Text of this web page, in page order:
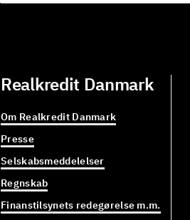
Realkredit Danmark
Om Realkredit Danmark
Presse
Selskabsmeddelelser
Regnskab
Finanstilsynets redegørelse m.m.